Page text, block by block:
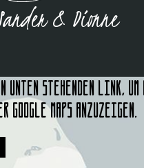
& Dionne
stehenden Link,
Google Maps anzuzeigen.